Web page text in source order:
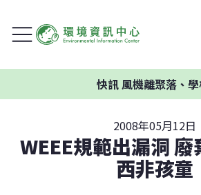
快訊風機離聚落、學
2008年05月12日
WEEE規範出漏洞
西非孩童